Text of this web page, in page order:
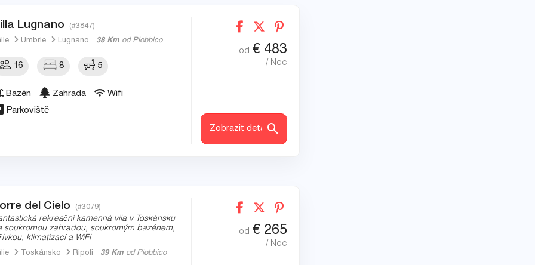
Lugnano (#3847)
Umbrie Lugnano 38 Km od Piobbico
16 8 5
Bazén Zahrada
Wifi
Parkoviště
od € 483
/ Noc
Zobrazit detaily
del Cielo (#3079)
rekreační kamenná vila v Toskánsku
soukromou zahradou, soukromým bazénem,
klimatizací a WiFi
Toskánsko Ripoli 39 Km od Piobbico
od € 265
/ Noc